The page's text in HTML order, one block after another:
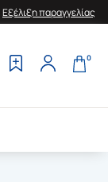
Εξέλιξη παραγγελίας
0